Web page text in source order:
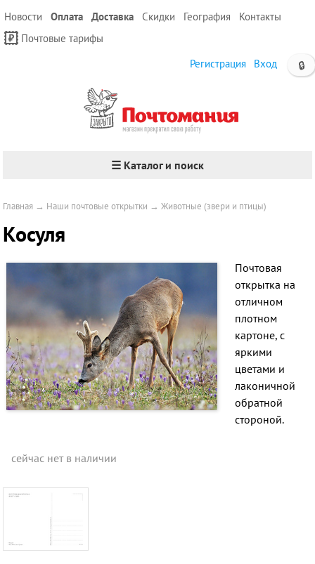
Новости Оплата Доставка Скидки География
Контакты
Почтовые тарифы
🔒
Регистрация Вход
☰ Каталог и поиск
Главная → Наши почтовые открытки →Животные (звери и птицы)
Косуля
Почтовая
открытка на
отличном
плотном
картоне, с
яркими
цветами и
лаконичной
обратной
стороной.
сейчас нет в наличии